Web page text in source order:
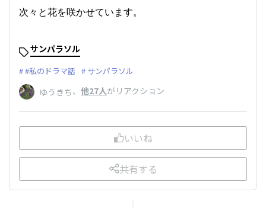
次々と花を咲かせています。
サンパラソル
#私のドラマ話 サンパラソル
ゆうきち、 他27人がリアクション
いいね
共有する